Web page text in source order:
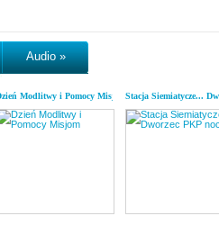
Audio »
Modlitwy i Pomocy MisjomStacja Siemiatycze...